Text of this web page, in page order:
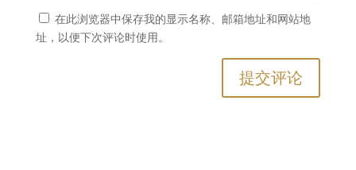
在此浏览器中保存我的显示名称、邮箱地址和网站地
址，以便下次评论时使用。